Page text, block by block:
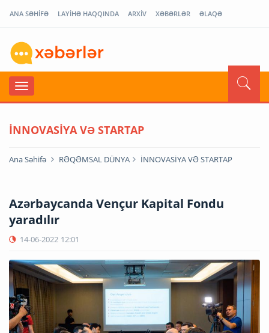
ANA SƏHİFƏ LAYİHƏ HAQQINDA ARXİV XƏBƏRLƏR ƏLAQƏ
İNNOVASİYA VƏ STARTAP
Ana Səhifə RƏQƏMSAL DÜNYA İNNOVASİYA VƏ STARTAP
Azərbaycanda Vençur Kapital Fondu
yaradılır
14-06-2022 12:01